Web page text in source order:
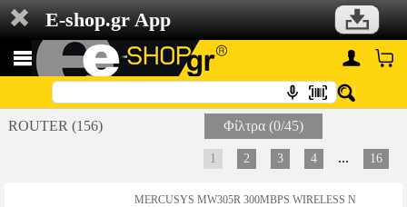
E-shop.gr App
ROUTER (156) Φίλτρα (0/45)
1 2 3 4 ... 16
MERCUSYS MW305R 300MBPS WIRELESS N